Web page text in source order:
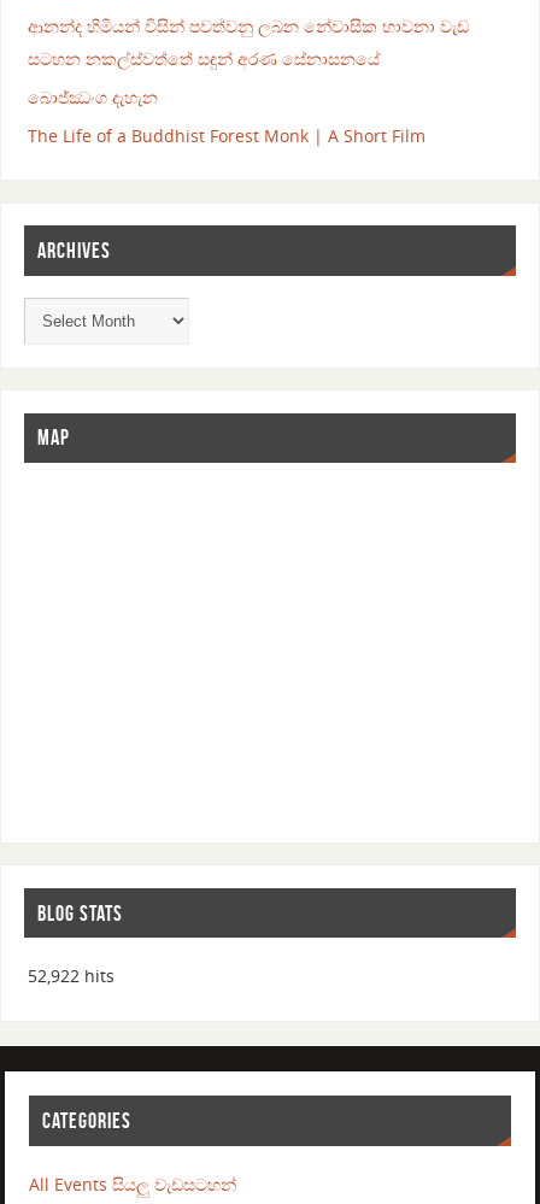
ආනන්ද හිමියන් විසින් පවත්වනු ලබන නේවාසික භාවනා වැඩ
සටහන නකල්ස්වත්තේ සඳුන් අරණ සේනාසනයේ
බොජ්ඣංග දැහැන
The Life of a Buddhist Forest Monk | A Short Film
ARCHIVES
MAP
BLOG STATS
52,922 hits
CATEGORIES
All Events සියලු වැඩසටහන්